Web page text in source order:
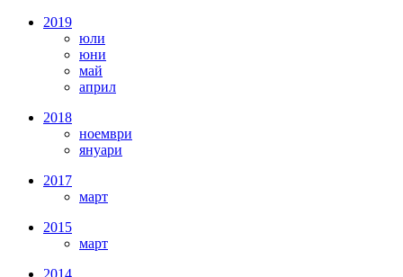
2019
юли
юни
май
април
2018
ноември
януари
2017
март
2015
март
2014